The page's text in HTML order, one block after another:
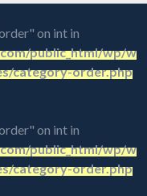
on int in
public_html/wp/w
category-order.php
on int in
public_html/wp/w
category-order.php